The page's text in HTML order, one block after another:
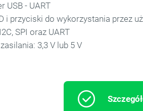
USB - UART
i przyciski do wykorzystania przez
SPI oraz UART
3,3 V lub 5 V